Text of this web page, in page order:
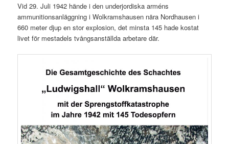
Vid 29. Juli 1942 hände i den underjordiska arméns
ammunitionsanläggning i Wolkramshausen nära Nordhausen i
660 meter djup en stor explosion, det minsta 145 hade kostat
livet för mestadels tvångsanställda arbetare där.